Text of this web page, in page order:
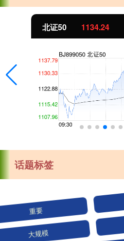
北证50 1134.24
话题标签
大规模